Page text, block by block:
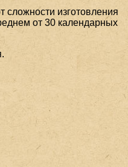
сложности изготовления
от 30 календарных